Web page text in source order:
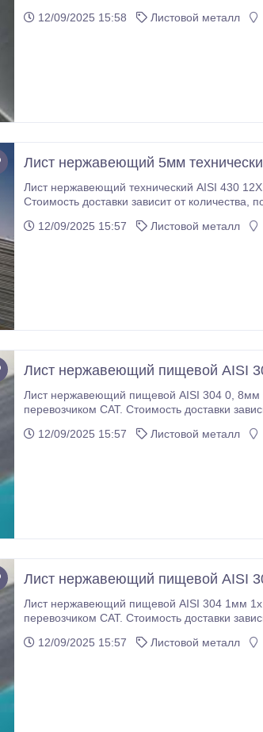
12/09/2025 15:58
Листовой металл
Лист нержавеющий 5мм
Лист нержавеющий технический AISI 430 12Х17 5мм
Стоимость доставки зависит от количества, подробнее по телефону. Минимально возможное количество - 1 лист. Условия оплаты
12/09/2025 15:57
Листовой металл
Лист нержавеющий пищевой AISI
Лист нержавеющий пищевой AISI 304 0, 8мм 0,
перевозчиком САТ. Стоимость доставки зависит от количества, подробнее по телефону. Минимально возможное количество - 1
12/09/2025 15:57
Листовой металл
Лист нержавеющий пищевой AISI
Лист нержавеющий пищевой AISI 304 1мм
перевозчиком САТ. Стоимость доставки зависит от количества, подробнее по телефону. Минимально возможное количество - 1
12/09/2025 15:57
Листовой металл